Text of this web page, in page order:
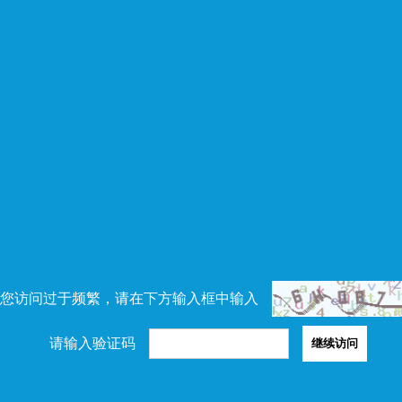
访问过于频繁，请在下方输入框中输入
请输入验证码 继续访问